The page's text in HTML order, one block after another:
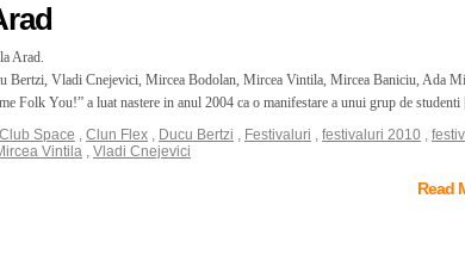
Arad.
Bertzi, Vladi Cnejevici, Mircea Bodolan, Mircea Vintila, Mircea Baniciu, Ada
Folk You!” a luat nastere in anul 2004 ca o manifestare a unui grup de studenti
Club Space , Clun Flex , Ducu Bertzi , Festivaluri , festivaluri 2010 ,
Vintila , Vladi Cnejevici
Read